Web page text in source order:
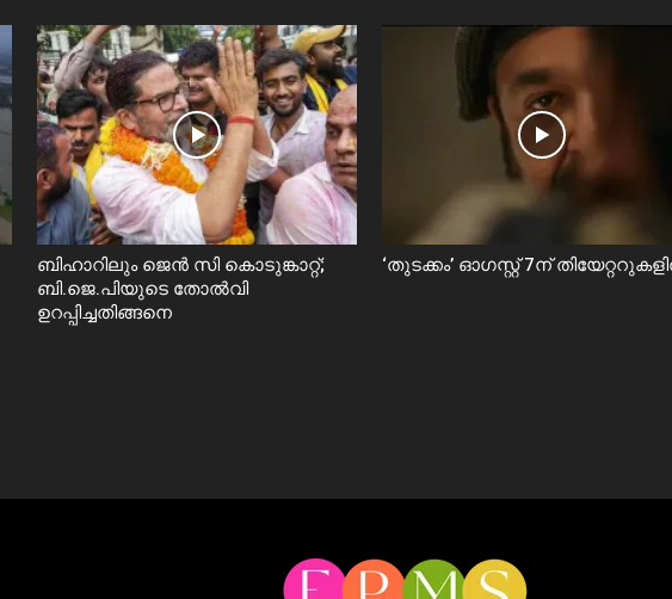
ബിഹാറിലും ജെൻ സി കൊടുങ്കാറ്റ്;
ബി.ജെ.പിയുടെ തോൽവി
ഉറപ്പിച്ചതിങ്ങനെ
‘തുടക്കം’ ഓഗസ്റ്റ് 7ന്